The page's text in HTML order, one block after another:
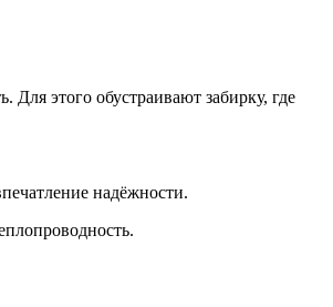
этого обустраивают забирку, где
надёжности.